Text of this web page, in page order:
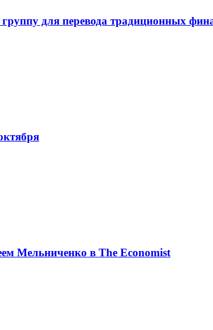
для перевода традиционных
Мельниченко в The Economist